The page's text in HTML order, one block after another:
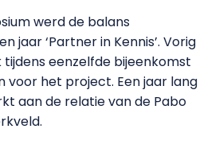
werd de balans
jaar ‘Partner in Kennis’. Vorig
eenzelfde bijeenkomst
voor het project. Een jaar lang
aan de relatie van de Pabo